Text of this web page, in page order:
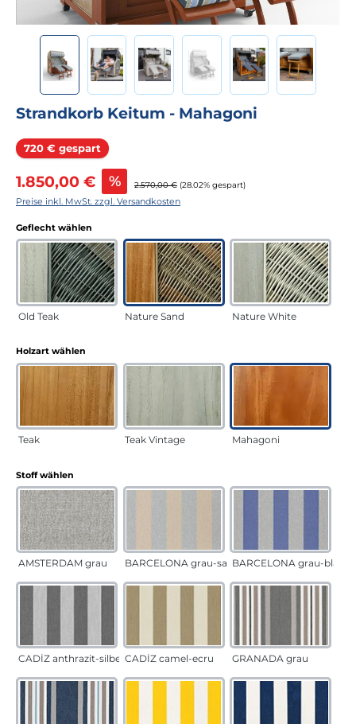
Strandkorb Keitum - Mahagoni
720 € gespart Rabatt
Verkaufspreis:
1.850,00 € % Regulärer Preis:
2.570,00 € (28.02% gespart)
Preise inkl. MwSt. zzgl. Versandkosten
Geflecht wählen
Old Teak Nature Sand Nature White
Holzart wählen
Teak Teak Vintage Mahagoni
Stoff wählen
AMSTERDAM grau BARCELONA grau-sandBARCELONA grau-blau
CADÍZ anthrazit-silber CADÍZ camel-ecru GRANADA grau